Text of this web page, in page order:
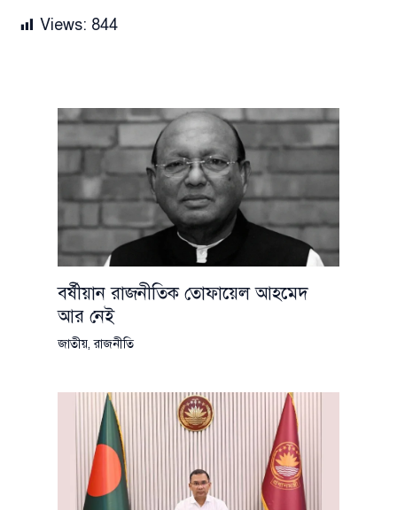
Views: 844
বর্ষীয়ান রাজনীতিক তোফায়েল আহমেদ
আর নেই
জাতীয়,রাজনীতি